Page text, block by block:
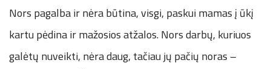
Nors pagalba ir nėra būtina, visgi, paskui mamas į ūkį
kartu pėdina ir mažosios atžalos. Nors darbų, kuriuos
galėtų nuveikti, nėra daug, tačiau jų pačių noras –